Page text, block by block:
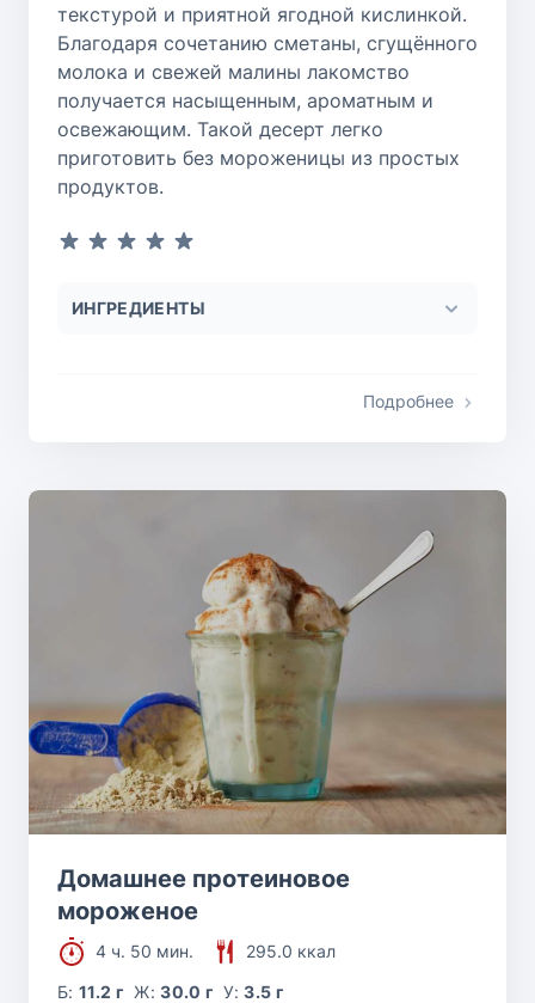
текстурой и приятной ягодной кислинкой.
Благодаря сочетанию сметаны, сгущённого
молока и свежей малины лакомство
получается насыщенным, ароматным и
освежающим. Такой десерт легко
приготовить без мороженицы из простых
продуктов.
ИНГРЕДИЕНТЫ
Подробнее
Домашнее протеиновое
мороженое
4 ч. 50 мин.
295.0 ккал
Б:11.2 г Ж:30.0 г У:3.5 г